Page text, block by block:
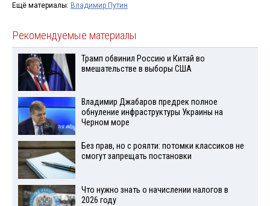
Ещё материалы: Владимир Путин
Рекомендуемые материалы
Трамп обвинил Россию и Китай во
вмешательстве в выборы США
Владимир Джабаров предрек полное
обнуление инфраструктуры Украины на
Черном море
Без прав, но с роялти: потомки классиков не
смогут запрещать постановки
Что нужно знать о начислении налогов в
2026 году